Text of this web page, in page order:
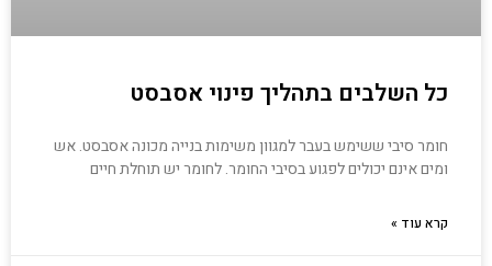
כל השלבים בתהליך פינוי אסבסט
חומר סיבי ששימש בעבר למגוון משימות בנייה מכונה אסבסט. אש
ומים אינם יכולים לפגוע בסיבי החומר. לחומר יש תוחלת חיים
קרא עוד »